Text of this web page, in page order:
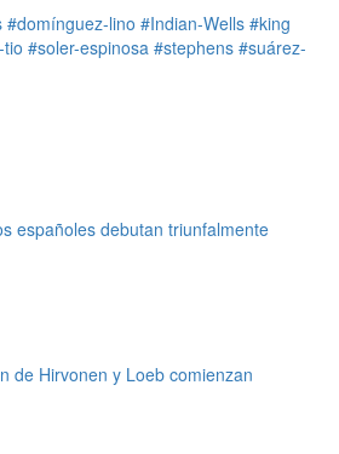
#domínguez-lino #Indian-Wells #king
#soler-espinosa #stephens #suárez-
españoles debutan triunfalmente
de Hirvonen y Loeb comienzan